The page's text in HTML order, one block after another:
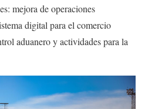
mejora de operaciones
digital para el comercio
aduanero y actividades para la